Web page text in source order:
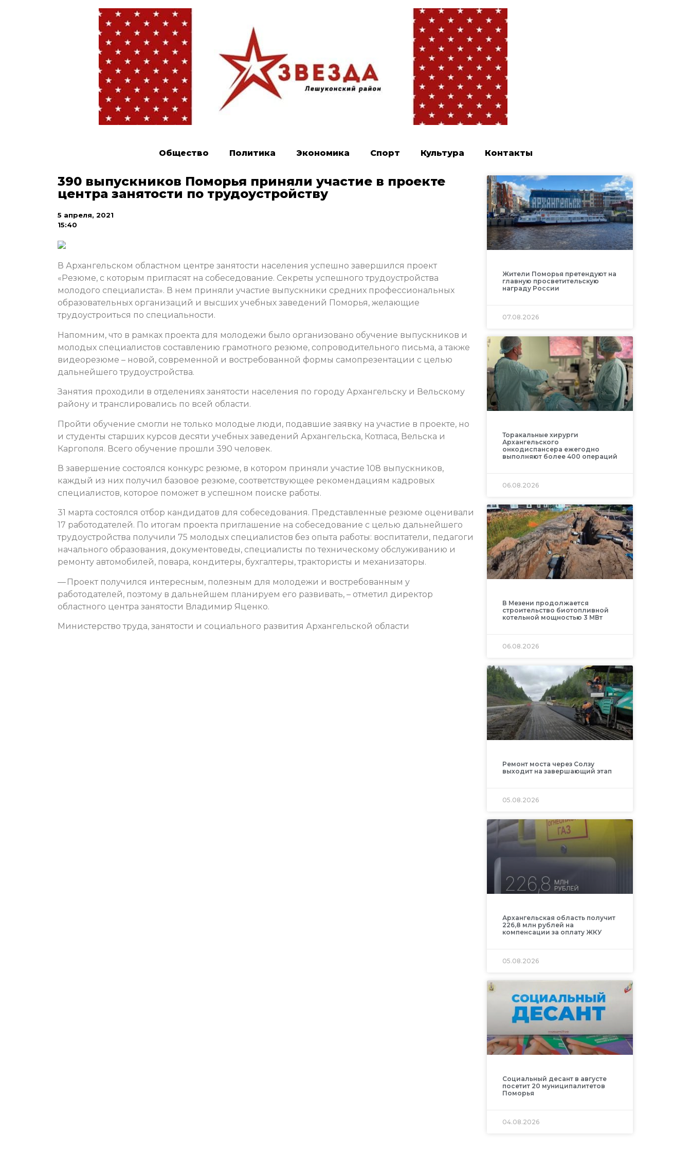
Общество Политика Экономика Спорт Культура Контакты
390 выпускников Поморья приняли участие в проекте
центра занятости по трудоустройству
5 апреля, 2021
15:40
В Архангельском областном центре занятости населения успешно завершился проект
«Резюме, с которым пригласят на собеседование. Секреты успешного трудоустройства
молодого специалиста». В нем приняли участие выпускники средних профессиональных
образовательных организаций и высших учебных заведений Поморья, желающие
трудоустроиться по специальности.
Напомним, что в рамках проекта для молодежи было организовано обучение выпускников и
молодых специалистов составлению грамотного резюме, сопроводительного письма, а также
видеорезюме – новой, современной и востребованной формы самопрезентации с целью
дальнейшего трудоустройства.
Занятия проходили в отделениях занятости населения по городу Архангельску и Вельскому
району и транслировались по всей области.
Пройти обучение смогли не только молодые люди, подавшие заявку на участие в проекте, но
и студенты старших курсов десяти учебных заведений Архангельска, Котласа, Вельска и
Каргополя. Всего обучение прошли 390 человек.
В завершение состоялся конкурс резюме, в котором приняли участие 108 выпускников,
каждый из них получил базовое резюме, соответствующее рекомендациям кадровых
специалистов, которое поможет в успешном поиске работы.
31 марта состоялся отбор кандидатов для собеседования. Представленные резюме оценивали
17 работодателей. По итогам проекта приглашение на собеседование с целью дальнейшего
трудоустройства получили 75 молодых специалистов без опыта работы: воспитатели, педагоги
начального образования, документоведы, специалисты по техническому обслуживанию и
ремонту автомобилей, повара, кондитеры, бухгалтеры, трактористы и механизаторы.
— Проект получился интересным, полезным для молодежи и востребованным у
работодателей, поэтому в дальнейшем планируем его развивать, – отметил директор
областного центра занятости Владимир Яценко.
Министерство труда, занятости и социального развития Архангельской области
Жители Поморья претендуют на
главную просветительскую
награду России
07.08.2026
Торакальные хирурги
Архангельского
онкодиспансера ежегодно
выполняют более 400 операций
06.08.2026
В Мезени продолжается
строительство биотопливной
котельной мощностью 3 МВт
06.08.2026
Ремонт моста через Солзу
выходит на завершающий этап
05.08.2026
Архангельская область получит
226,8 млн рублей на
компенсации за оплату ЖКУ
05.08.2026
Социальный десант в августе
посетит 20 муниципалитетов
Поморья
04.08.2026